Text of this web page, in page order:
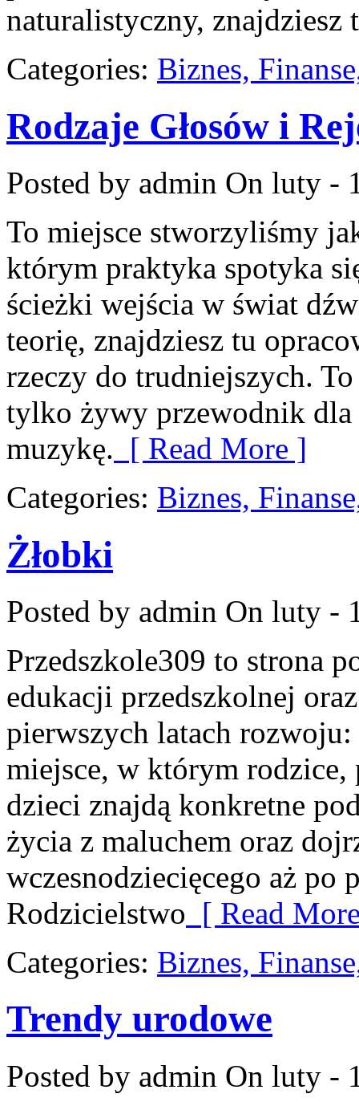
naturalistyczny, znajdziesz
Categories: Biznes,
Rodzaje Głosów i
Posted by admin On luty -
To miejsce stworzyliśmy
którym praktyka spotyka
ścieżki wejścia w świat
teorię, znajdziesz tu
rzeczy do trudniejszych.
tylko żywy przewodnik dla
muzykę. [ Read More ]
Categories: Biznes,
Żłobki
Posted by admin On luty -
Przedszkole309 to strona
edukacji przedszkolnej
pierwszych latach
miejsce, w którym rodzice,
dzieci znajdą konkretne
życia z maluchem oraz
wczesnodziecięcego aż po
Rodzicielstwo [ Read
Categories: Biznes,
Trendy urodowe
Posted by admin On luty -